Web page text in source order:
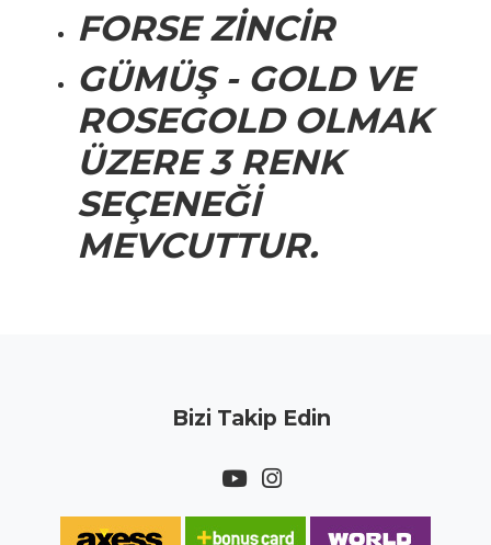
FORSE ZİNCİR
GÜMÜŞ - GOLD VE
ROSEGOLD OLMAK
ÜZERE 3 RENK
SEÇENEĞİ
MEVCUTTUR.
Bizi Takip Edin